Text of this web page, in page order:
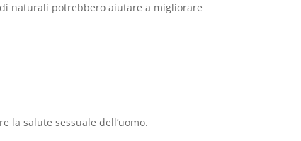
naturali potrebbero aiutare a migliorare
la salute sessuale dell’uomo.